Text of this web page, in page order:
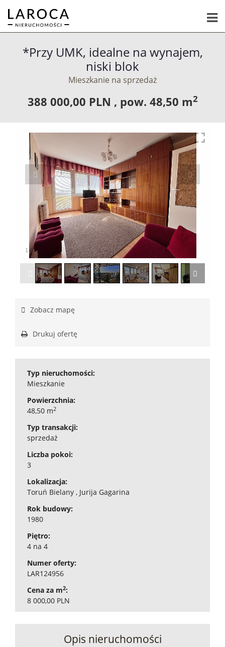
*Przy UMK, idealne na wynajem,
niski blok
Mieszkanie na sprzedaż
388 000,00 PLN , pow. 48,50 m2
1 /13
Zobacz mapę
Drukuj ofertę
Typ nieruchomości:
Mieszkanie
Powierzchnia:
48,50 m2
Typ transakcji:
sprzedaż
Liczba pokoi:
3
Lokalizacja:
Toruń Bielany , Jurija Gagarina
Rok budowy:
1980
Piętro:
4 na 4
Numer oferty:
LAR124956
Cena za m2:
8 000,00 PLN
Opis nieruchomości